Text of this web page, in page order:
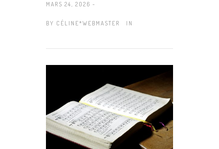
MARS 24, 2026 -
BY CÉLINE*WEBMASTER IN